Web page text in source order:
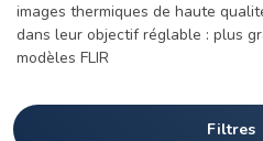
images thermiques de haute
dans leur objectif réglable : plus
modèles FLIR
Filtres